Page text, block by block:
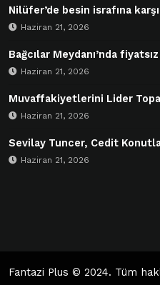
Nilüfer’de besin israfına
Haziran 21, 2026
Bağcılar Meydanı’nda
Haziran 21, 2026
Muvaffakiyetlerini Lider
Haziran 21, 2026
Sevilay Tuncer, Cedit
Haziran 21, 2026
Fantazi Plus © 2024. Tüm